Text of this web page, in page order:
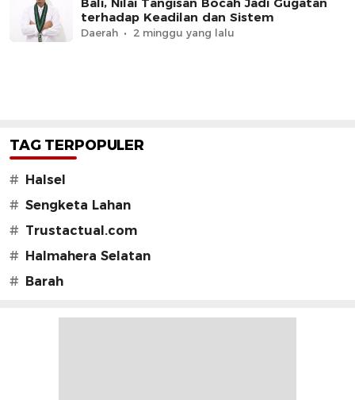
terhadap Keadilan dan Sistem
Daerah 2 minggu yang lalu
TAG TERPOPULER
# Halsel
# Sengketa Lahan
# Trustactual.com
# Halmahera Selatan
# Barah